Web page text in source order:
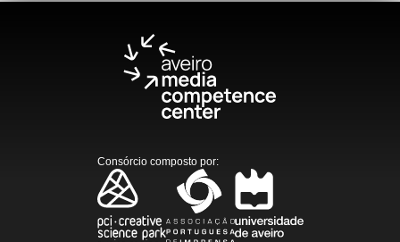
Consórcio composto por: